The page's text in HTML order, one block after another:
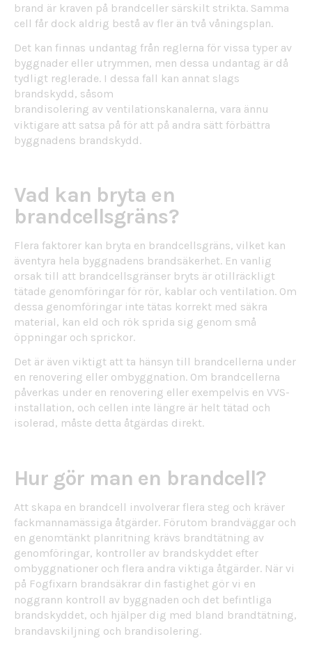
brand är kraven på brandceller särskilt strikta. Samma
cell får dock aldrig bestå av fler än två våningsplan.
Det kan finnas undantag från reglerna för vissa typer av
byggnader eller utrymmen, men dessa undantag är då
tydligt reglerade. I dessa fall kan annat slags
brandskydd, såsom
brandisolering av ventilationskanalerna, vara ännu
viktigare att satsa på för att på andra sätt förbättra
byggnadens brandskydd.
Vad kan bryta en
brandcellsgräns?
Flera faktorer kan bryta en brandcellsgräns, vilket kan
äventyra hela byggnadens brandsäkerhet. En vanlig
orsak till att brandcellsgränser bryts är otillräckligt
tätade genomföringar för rör, kablar och ventilation. Om
dessa genomföringar inte tätas korrekt med säkra
material, kan eld och rök sprida sig genom små
öppningar och sprickor.
Det är även viktigt att ta hänsyn till brandcellerna under
en renovering eller ombyggnation. Om brandcellerna
påverkas under en renovering eller exempelvis en VVS-
installation, och cellen inte längre är helt tätad och
isolerad, måste detta åtgärdas direkt.
Hur gör man en brandcell?
Att skapa en brandcell involverar flera steg och kräver
fackmannamässiga åtgärder. Förutom brandväggar och
en genomtänkt planritning krävs brandtätning av
genomföringar, kontroller av brandskyddet efter
ombyggnationer och flera andra viktiga åtgärder. När vi
på Fogfixarn brandsäkrar din fastighet gör vi en
noggrann kontroll av byggnaden och det befintliga
brandskyddet, och hjälper dig med bland brandtätning,
brandavskiljning och brandisolering.